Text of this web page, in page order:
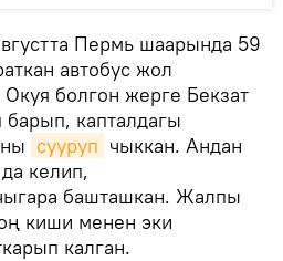
Пермь шаарында 59
автобус жол
болгон жерге Бекзат
барып, капталдагы
сууруп чыккан. Андан
келип,
башташкан. Жалпы
киши менен эки
калган.